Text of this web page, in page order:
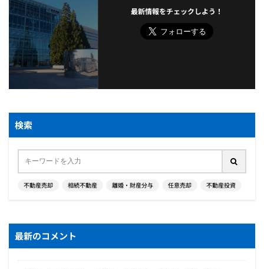
最新情報をチェックしよう！
検索
不動産売却 相続不動産 離婚・財産分与 任意売却 不動産投資
最新のコメント